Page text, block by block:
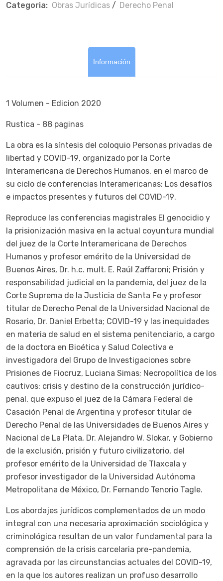
Categoria: Obras Jurí­dicas / Derecho Penal
Información
1 Volumen - Edicion 2020
Rustica - 88 paginas
La obra es la síntesis del coloquio Personas privadas de
libertad y COVID-19, organizado por la Corte
Interamericana de Derechos Humanos, en el marco de
su ciclo de conferencias Interamericanas: Los desafíos
e impactos presentes y futuros del COVID-19.
Reproduce las conferencias magistrales El genocidio y
la prisionización masiva en la actual coyuntura mundial
del juez de la Corte Interamericana de Derechos
Humanos y profesor emérito de la Universidad de
Buenos Aires, Dr. h.c. mult. E. Raúl Zaffaroni; Prisión y
responsabilidad judicial en la pandemia, del juez de la
Corte Suprema de la Justicia de Santa Fe y profesor
titular de Derecho Penal de la Universidad Nacional de
Rosario, Dr. Daniel Erbetta; COVID-19 y las inequidades
en materia de salud en el sistema penitenciario, a cargo
de la doctora en Bioética y Salud Colectiva e
investigadora del Grupo de Investigaciones sobre
Prisiones de Fiocruz, Luciana Simas; Necropolítica de los
cautivos: crisis y destino de la construcción jurídico-
penal, que expuso el juez de la Cámara Federal de
Casación Penal de Argentina y profesor titular de
Derecho Penal de las Universidades de Buenos Aires y
Nacional de La Plata, Dr. Alejandro W. Slokar, y Gobierno
de la exclusión, prisión y futuro civilizatorio, del
profesor emérito de la Universidad de Tlaxcala y
profesor investigador de la Universidad Autónoma
Metropolitana de México, Dr. Fernando Tenorio Tagle.
Los abordajes jurídicos complementados de un modo
integral con una necesaria aproximación sociológica y
criminológica resultan de un valor fundamental para la
comprensión de la crisis carcelaria pre-pandemia,
agravada por las circunstancias actuales del COVID-19,
en la que los autores realizan un profuso desarrollo